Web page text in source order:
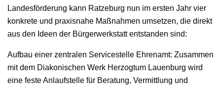
Landesförderung kann Ratzeburg nun im ersten Jahr vier
konkrete und praxisnahe Maßnahmen umsetzen, die direkt
aus den Ideen der Bürgerwerkstatt entstanden sind:
Aufbau einer zentralen Servicestelle Ehrenamt: Zusammen
mit dem Diakonischen Werk Herzogtum Lauenburg wird
eine feste Anlaufstelle für Beratung, Vermittlung und